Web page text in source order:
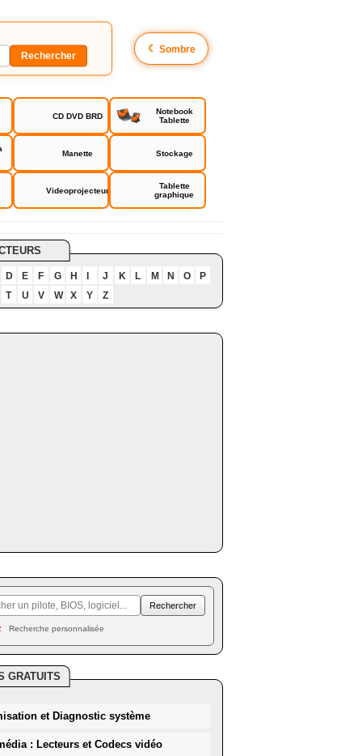
☾ Sombre
CD DVD BRD
Notebook
Tablette
Manette Stockage
Videoprojecteur
Tablette
graphique
D E F G H J K L M N O
P
T
U V W X Y Z
Recherche personnalisée
GRATUITS
et Diagnostic système
: Lecteurs et Codecs vidéo